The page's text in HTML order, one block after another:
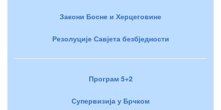
Закони Босне и Херцеговине
Резолуције Савјета безбједности
Програм 5+2
Супервизија у Брчком